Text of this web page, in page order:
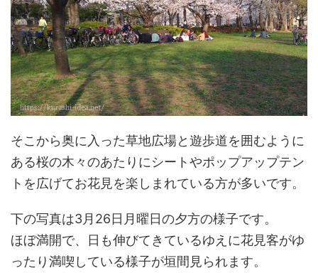
そこから奥に入った草地広場と遊歩道を囲むように
ある桜の木々のあたりにシートやポップアップテン
トを広げてお花見を楽しまれている方が多いです。
下の写真は3月26日月曜日の夕方の様子です。
ほぼ満開で、日も伸びてきているゆえに花見客がゆ
ったり満喫している様子が垣間見られます。